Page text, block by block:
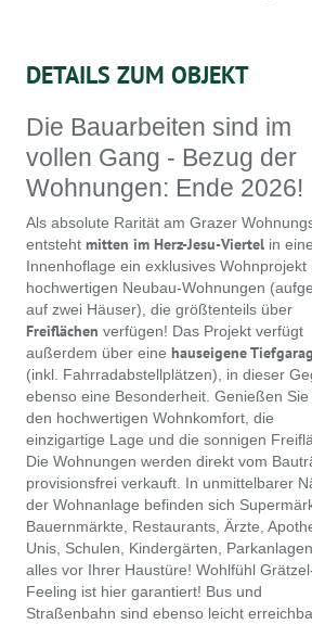
DETAILS ZUM OBJEKT
Die Bauarbeiten sind im
vollen Gang - Bezug der
Wohnungen: Ende 2026!
Als absolute Rarität am Grazer
entsteht mitten im Herz-Jesu-Viertel in
Innenhoflage ein exklusives Wohnprojekt
hochwertigen Neubau-Wohnungen
auf zwei Häuser), die größtenteils über
Freiflächen verfügen! Das Projekt verfügt
außerdem über eine hauseigene
(inkl. Fahrradabstellplätzen), in dieser
ebenso eine Besonderheit. Genießen
den hochwertigen Wohnkomfort, die
einzigartige Lage und die sonnigen
Die Wohnungen werden direkt vom
provisionsfrei verkauft. In unmittelbarer
der Wohnanlage befinden sich
Bauernmärkte, Restaurants, Ärzte,
Unis, Schulen, Kindergärten,
alles vor Ihrer Haustüre! Wohlfühl
Feeling ist hier garantiert! Bus und
Straßenbahn sind ebenso leicht